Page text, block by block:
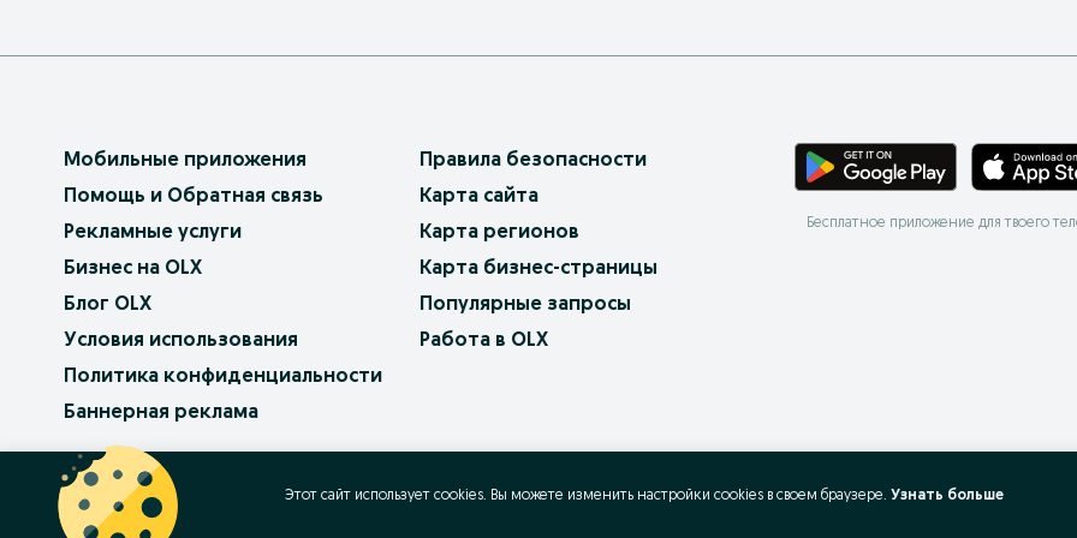
Мобильные приложения
Помощь и Обратная связь
Рекламные услуги
Бизнес на OLX
Блог OLX
Условия использования
Политика конфиденциальности
Баннерная реклама
Правила безопасности
Карта сайта
Карта регионов
Карта бизнес-страницы
Популярные запросы
Работа в OLX
Бесплатное приложение для твоего
OLX.bg
Этот сайт использует cookies. Вы можете изменить настройки cookies в своeм браузере. Узнать больше